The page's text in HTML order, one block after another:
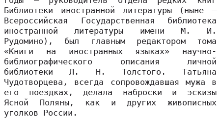
Библиотеки иностранной литературы (ныне —
Всероссийская Государственная библиотека
иностранной литературы имени М. И.
Рудомино), был главным редактором тома
«Книги на иностранных языках» научно-
библиографического описания личной
библиотеки Л. Н. Толстого. Татьяна
Чудотворцева, всегда сопровождавшая мужа в
его поездках, делала наброски и эскизы
Ясной Поляны, как и других живописных
уголков России.